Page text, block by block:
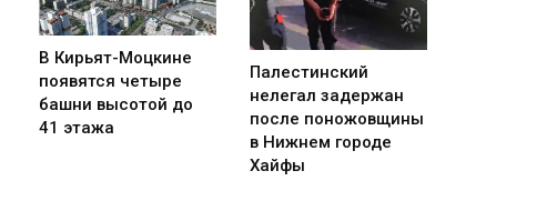
В Кирьят-Моцкине
появятся четыре
башни высотой до
41 этажа
Палестинский
нелегал задержан
после поножовщины
в Нижнем городе
Хайфы